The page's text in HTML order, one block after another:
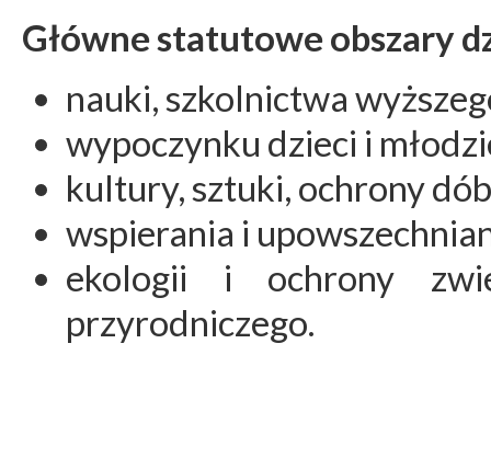
Główne statutowe obszary
nauki, szkolnictwa
wypoczynku dzieci i
kultury, sztuki, ochrony
wspierania i
ekologii i ochrony
przyrodniczego.